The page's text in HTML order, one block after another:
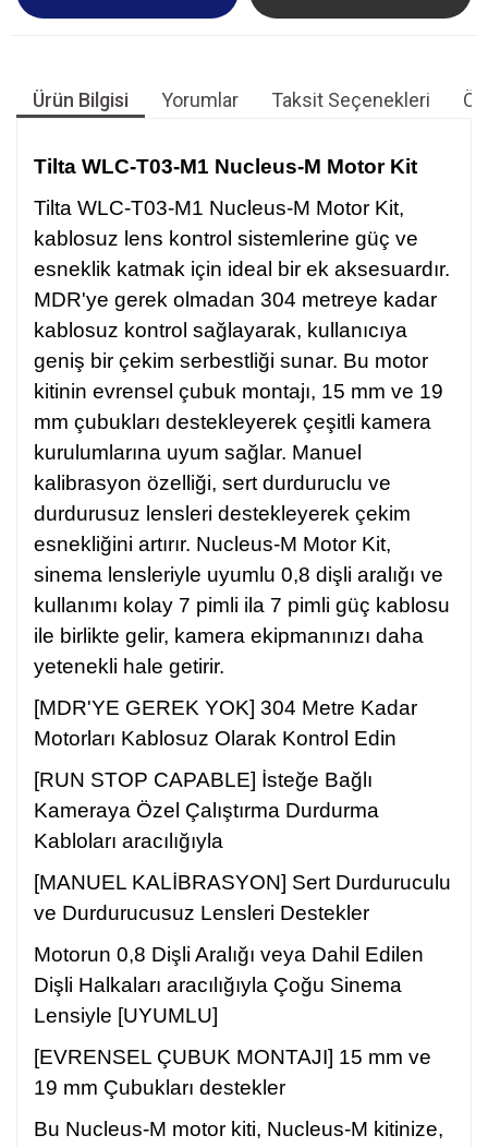
Ürün Bilgisi Yorumlar Taksit Seçenekleri
Tilta WLC-T03-M1 Nucleus-M Motor Kit
Tilta WLC-T03-M1 Nucleus-M Motor Kit,
kablosuz lens kontrol sistemlerine güç ve
esneklik katmak için ideal bir ek aksesuardır.
MDR'ye gerek olmadan 304 metreye kadar
kablosuz kontrol sağlayarak, kullanıcıya
geniş bir çekim serbestliği sunar. Bu motor
kitinin evrensel çubuk montajı, 15 mm ve 19
mm çubukları destekleyerek çeşitli kamera
kurulumlarına uyum sağlar. Manuel
kalibrasyon özelliği, sert durduruclu ve
durdurusuz lensleri destekleyerek çekim
esnekliğini artırır. Nucleus-M Motor Kit,
sinema lensleriyle uyumlu 0,8 dişli aralığı ve
kullanımı kolay 7 pimli ila 7 pimli güç kablosu
ile birlikte gelir, kamera ekipmanınızı daha
yetenekli hale getirir.
[MDR'YE GEREK YOK] 304 Metre Kadar
Motorları Kablosuz Olarak Kontrol Edin
[RUN STOP CAPABLE] İsteğe Bağlı
Kameraya Özel Çalıştırma Durdurma
Kabloları aracılığıyla
[MANUEL KALİBRASYON] Sert Durduruculu
ve Durdurucusuz Lensleri Destekler
Motorun 0,8 Dişli Aralığı veya Dahil Edilen
Dişli Halkaları aracılığıyla Çoğu Sinema
Lensiyle [UYUMLU]
[EVRENSEL ÇUBUK MONTAJI] 15 mm ve
19 mm Çubukları destekler
Bu Nucleus-M motor kiti, Nucleus-M kitinize,